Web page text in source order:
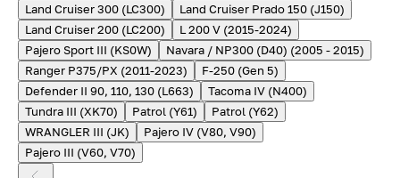
Land Cruiser 300 (LC300)
Land Cruiser Prado 150 (J150)
Land Cruiser 200 (LC200)
L 200 V (2015-2024)
Pajero Sport III (KS0W)
Navara / NP300 (D40) (2005 - 2015)
Ranger P375/PX (2011-2023)
F-250 (Gen 5)
Defender II 90, 110, 130 (L663)
Tacoma IV (N400)
Tundra III (XK70)
Patrol (Y61)
Patrol (Y62)
WRANGLER III (JK)
Pajero IV (V80, V90)
Pajero III (V60, V70)